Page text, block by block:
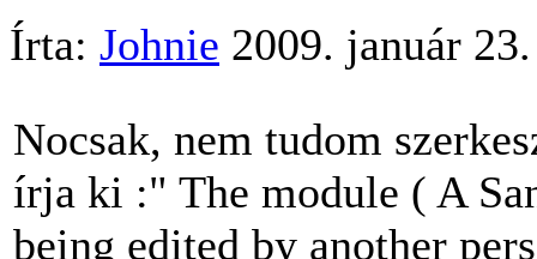
Írta: Johnie 2009. január
Nocsak, nem tudom
írja ki :" The module ( A
being edited by another